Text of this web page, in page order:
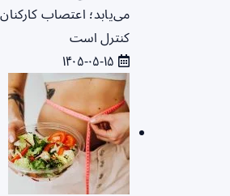
می‌یابد؛ اعتصاب
کنترل است